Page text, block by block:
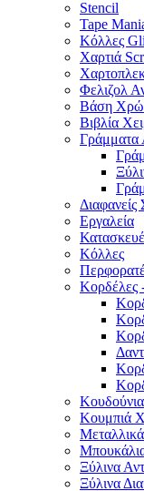
Stencil
Tape
Κόλλες
Χαρτιά
Φελιζολ
Βάση
Βιβλία
Γράμματα
Διαφανείς
Εργαλεία
Κόλλες
Κορδέλες
Κουδούνια
Κουμπιά
Ξύλινα
Ξύλινα